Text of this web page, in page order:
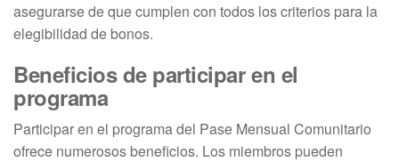
asegurarse de que cumplen con todos los criterios para la
elegibilidad de bonos.
Beneficios de participar en el
programa
Participar en el programa del Pase Mensual Comunitario
ofrece numerosos beneficios. Los miembros pueden